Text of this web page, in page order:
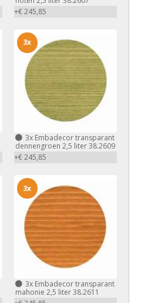
+€ 245,85
3xEmbadecor transparant
dennengroen 2,5 liter 38.2609
+€ 245,85
3x
3xEmbadecor transparant
mahonie 2,5 liter 38.2611
3x